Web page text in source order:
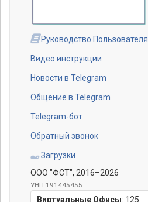
Руководство Пользователя
Видео инструкции
Новости в Telegram
Общение в Telegram
Telegram-бот
Обратный звонок
Загрузки
ООО "ФСТ", 2016–2026
УНП 191445455
Виртуальные Офисы: 125